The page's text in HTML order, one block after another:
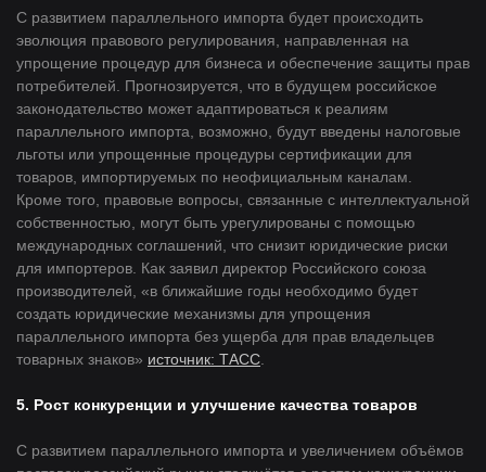
С развитием параллельного импорта будет происходить
эволюция правового регулирования, направленная на
упрощение процедур для бизнеса и обеспечение защиты прав
потребителей. Прогнозируется, что в будущем российское
законодательство может адаптироваться к реалиям
параллельного импорта, возможно, будут введены налоговые
льготы или упрощенные процедуры сертификации для
товаров, импортируемых по неофициальным каналам.
Кроме того, правовые вопросы, связанные с интеллектуальной
собственностью, могут быть урегулированы с помощью
международных соглашений, что снизит юридические риски
для импортеров. Как заявил директор Российского союза
производителей, «в ближайшие годы необходимо будет
создать юридические механизмы для упрощения
параллельного импорта без ущерба для прав владельцев
товарных знаков» источник: ТАСС
5. Рост конкуренции и улучшение качества товаров
С развитием параллельного импорта и увеличением объёмов